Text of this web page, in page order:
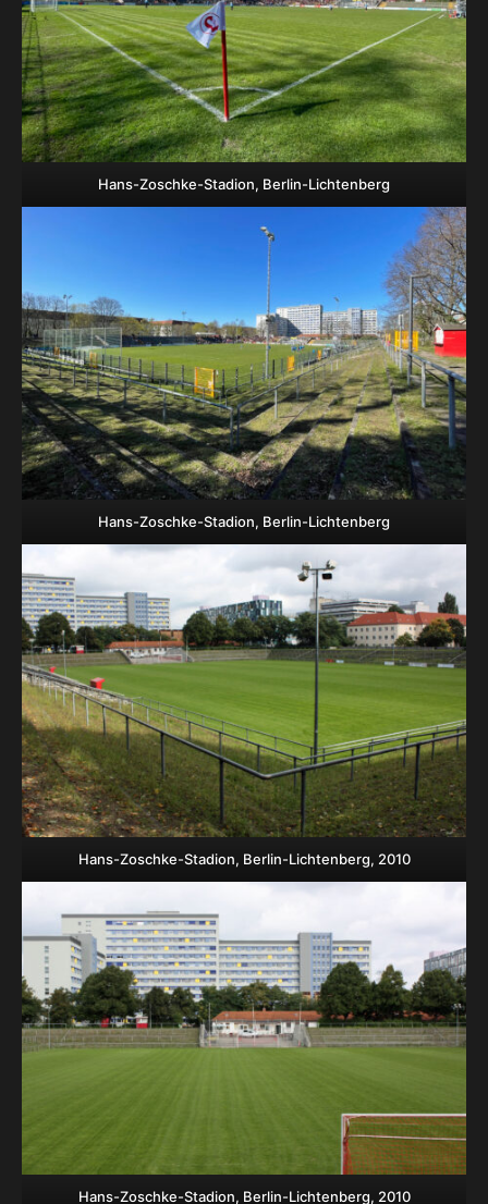
Hans-Zoschke-Stadion, Berlin-Lichtenberg
Hans-Zoschke-Stadion, Berlin-Lichtenberg
Hans-Zoschke-Stadion, Berlin-Lichtenberg, 2010
Hans-Zoschke-Stadion, Berlin-Lichtenberg, 2010